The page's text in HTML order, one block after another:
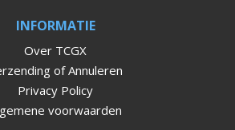
INFORMATIE
Over TCGX
of Annuleren
Privacy Policy
voorwaarden